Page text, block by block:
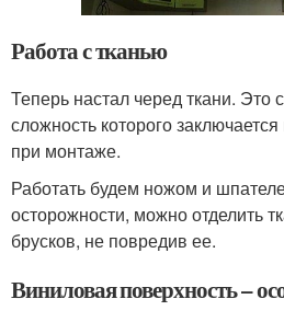
Работа с тканью
Теперь настал черед ткани.
сложность которого
при монтаже.
Работать будем ножом и
осторожности, можно отделить
брусков, не повредив ее.
Виниловая поверхность –